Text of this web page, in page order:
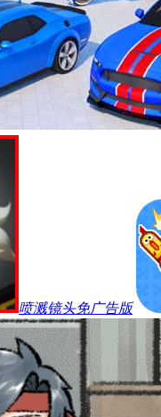
喷溅镜头免广告版